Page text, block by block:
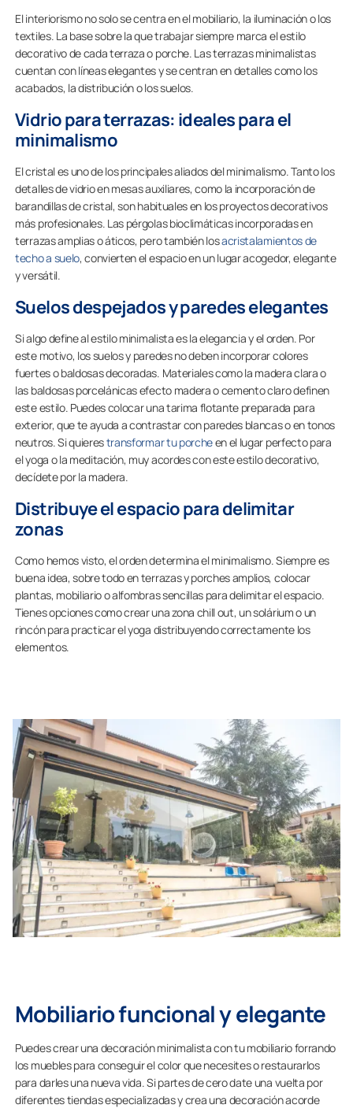
El interiorismo no solo se centra en el mobiliario, la iluminación o los
textiles. La base sobre la que trabajar siempre marca el estilo
decorativo de cada terraza o porche. Las terrazas minimalistas
cuentan con líneas elegantes y se centran en detalles como los
acabados, la distribución o los suelos.
Vidrio para terrazas: ideales para el
minimalismo
El cristal es uno de los principales aliados del minimalismo. Tanto los
detalles de vidrio en mesas auxiliares, como la incorporación de
barandillas de cristal, son habituales en los proyectos decorativos
más profesionales. Las pérgolas bioclimáticas incorporadas en
terrazas amplias o áticos, pero también losacristalamientos de
techo a suelo, convierten el espacio en un lugar acogedor, elegante
y versátil.
Suelos despejados y paredes elegantes
Si algo define al estilo minimalista es la elegancia y el orden. Por
este motivo, los suelos y paredes no deben incorporar colores
fuertes o baldosas decoradas. Materiales como la madera clara o
las baldosas porcelánicas efecto madera o cemento claro definen
este estilo. Puedes colocar una tarima flotante preparada para
exterior, que te ayuda a contrastar con paredes blancas o en tonos
neutros. Si quierestransformar tu porcheen el lugar perfecto para
el yoga o la meditación, muy acordes con este estilo decorativo,
decídete por la madera.
Distribuye el espacio para delimitar
zonas
Como hemos visto, el orden determina el minimalismo. Siempre es
buena idea, sobre todo en terrazas y porches amplios, colocar
plantas, mobiliario o alfombras sencillas para delimitar el espacio.
Tienes opciones como crear una zona chill out, un solárium o un
rincón para practicar el yoga distribuyendo correctamente los
elementos.
Mobiliario funcional y elegante
Puedes crear una decoración minimalista con tu mobiliario forrando
los muebles para conseguir el color que necesites o restaurarlos
para darles una nueva vida. Si partes de cero date una vuelta por
diferentes tiendas especializadas y crea una decoración acorde